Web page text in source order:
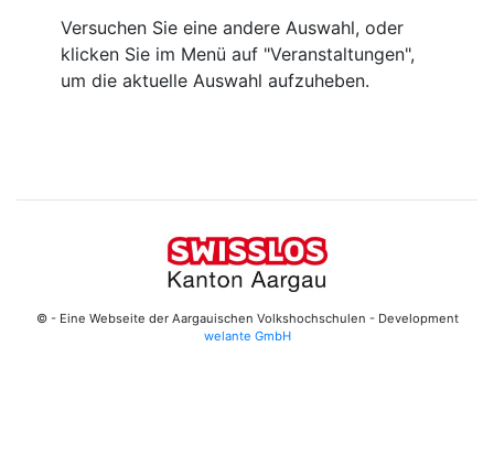
Versuchen Sie eine andere Auswahl, oder
klicken Sie im Menü auf "Veranstaltungen",
um die aktuelle Auswahl aufzuheben.
© - Eine Webseite der Aargauischen Volkshochschulen - Development
welante GmbH